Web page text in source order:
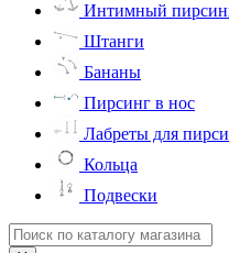
Интимный
Штанги
Бананы
Пирсинг в нос
Лабреты для
Кольца
Подвески